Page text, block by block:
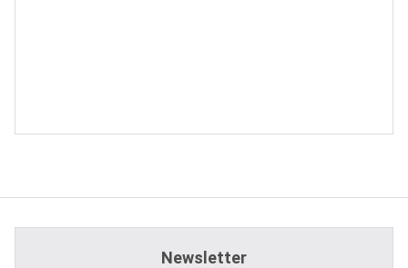
Newsletter